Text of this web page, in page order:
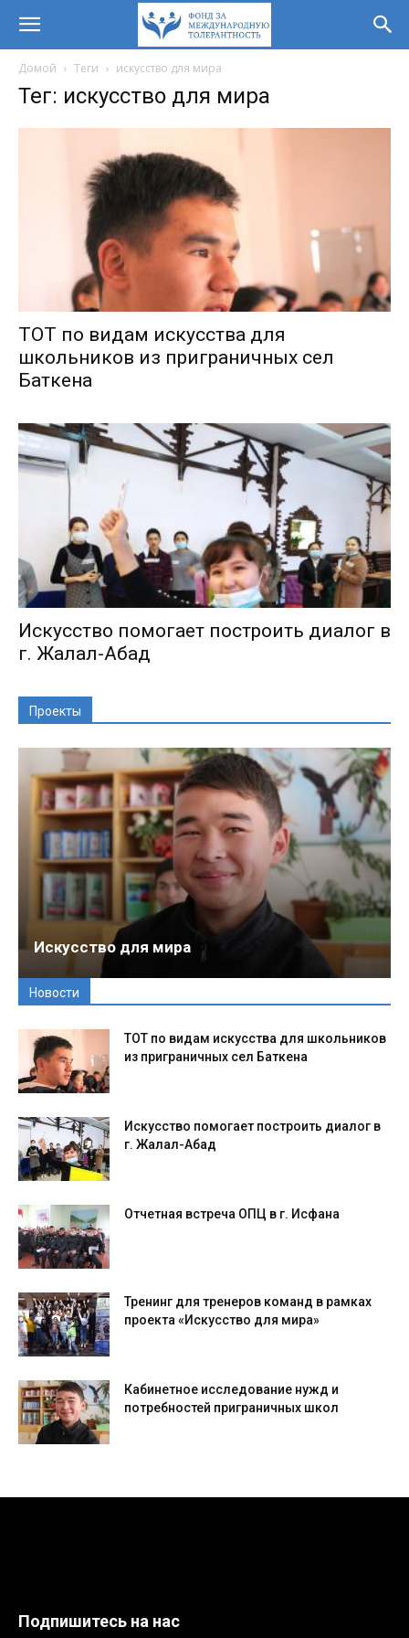
Домой Теги искусство для мира
Тег: искусство для мира
ТОТ по видам искусства для
школьников из приграничных сел
Баткена
Искусство помогает построить диалог в
г. Жалал-Абад
Проекты
Искусство для мира
Новости
ТОТ по видам искусства для школьников
из приграничных сел Баткена
Искусство помогает построить диалог в
г. Жалал-Абад
Отчетная встреча ОПЦ в г. Исфана
Тренинг для тренеров команд в рамках
проекта «Искусство для мира»
Кабинетное исследование нужд и
потребностей приграничных школ
Подпишитесь на нас